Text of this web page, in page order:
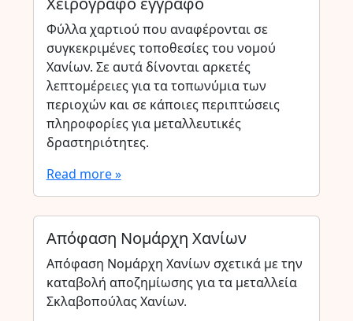
Φύλλα χαρτιού που αναφέρονται σε
συγκεκριμένες τοποθεσίες του νομού
Χανίων. Σε αυτά δίνονται αρκετές
λεπτομέρειες για τα τοπωνύμια των
περιοχών και σε κάποιες περιπτώσεις
πληροφορίες για μεταλλευτικές
δραστηριότητες.
Read more »
Απόφαση Νομάρχη Χανίων
Απόφαση Νομάρχη Χανίων σχετικά με την
καταβολή αποζημίωσης για τα μεταλλεία
Σκλαβοπούλας Χανίων.